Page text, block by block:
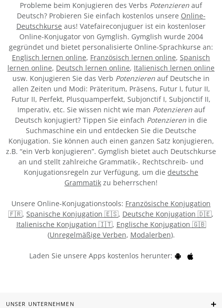
Probleme beim Konjugieren des Verbs Potenzieren auf
Deutsch? Probieren Sie einfach kostenlos unsere Online-
Deutschkurse aus! Vatefaireconjuguer ist ein kostenloser
Online-Konjugator von Gymglish. Gymglish wurde 2004
gegründet und bietet personalisierte Online-Sprachkurse an:
Englisch lernen online, Französisch lernen online, Spanisch
lernen online, Deutsch lernen online, Italienisch lernen online
usw. Konjugieren Sie das Verb Potenzieren auf Deutsche in
allen Zeiten und Modi: Präteritum, Präsens, Futur I, futur II,
Futur II, Perfekt, Plusquamperfekt, Subjonctif I, Subjonctif II,
Imperativ, etc. Sie wissen nicht wie man Potenzierenauf
Deutsch konjugiert? Tippen Sie einfach Potenzieren in die
Suchmaschine ein und entdecken Sie die Deutsche
Konjugation. Sie können auch einen ganzen Satz konjugieren,
z.B. “ein Verb konjugieren”. Gymglish bietet auch Deutschkurse
an und stellt zahlreiche Grammatik-, Rechtschreib- und
Konjugationsregeln zur Verfügung, um die deutsche
Grammatik zu beherrschen!
Unsere Online-Konjugationstools: Französische Konjugation
🇫🇷, Spanische Konjugation 🇪🇸, Deutsche Konjugation 🇩🇪,
Italienische Konjugation 🇮🇹, Englische Konjugation 🇬🇧
(Unregelmäßige Verben, Modalerben).
Laden Sie unsere Apps kostenlos herunter:
UNSER UNTERNEHMEN